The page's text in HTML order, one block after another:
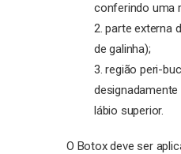
conferindo uma
parte externa
de galinha);
região peri-
lábio superior.
O Botox deve ser